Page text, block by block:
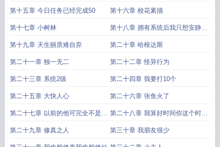
第十五章 今日任务已经完成50 第十六章 校花素描
第十七章 小树林 第十八章 拥有系统后我只想安静的
学习
第十九章 天生丽质难自弃 第二十章 哈根达斯
第二十一章 独一无二 第二十二章 怪异行为
第二十三章 系统2级 第二十四章 我要打10个
第二十五章 大快人心 第二十六章 张鱼火了
第二十七章 以前的他可完全不是这
个样子
第二十八章 我算好时间你这个时候
应该回来了
第二十九章 修真之人 第三十章 我朋友很少